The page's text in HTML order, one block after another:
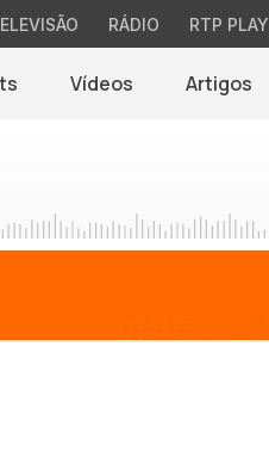
RÁDIO RTP PLAY
Vídeos Artigos